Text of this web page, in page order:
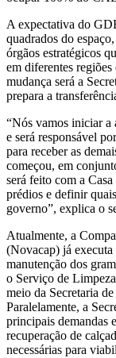
A expectativa do
quadrados do
órgãos estratégicos
em diferentes
mudança será a
prepara a
“Nós vamos iniciar
e será responsável
para receber as
começou, em
será feito com a
prédios e definir
governo”, explica o
Atualmente, a
(Novacap) já executa
manutenção dos
o Serviço de
meio da Secretaria
Paralelamente, a
principais demandas
recuperação de
necessárias para